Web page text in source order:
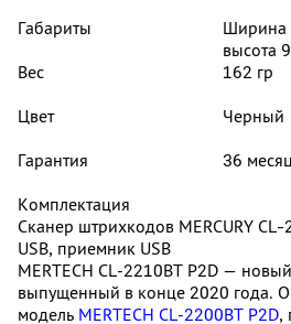
Габариты
Ширина
высота
Вес
162 гр
Цвет
Черный
Гарантия
36
Комплектация
Сканер штрихкодов MERCURY
USB, приемник USB
MERTECH CL‑2210BT P2D —
выпущенный в конце 2020 года.
модель MERTECH CL‑2200BT P2D,